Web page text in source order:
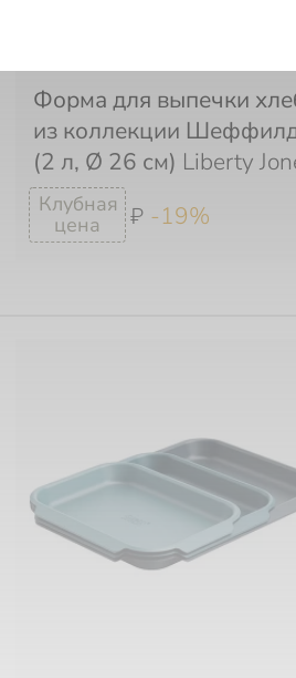
₽ -19%
Форма для выпечки
из коллекции
(2 л, Ø 26 см) Liberty